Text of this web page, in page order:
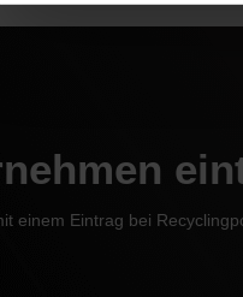
einem Eintrag bei